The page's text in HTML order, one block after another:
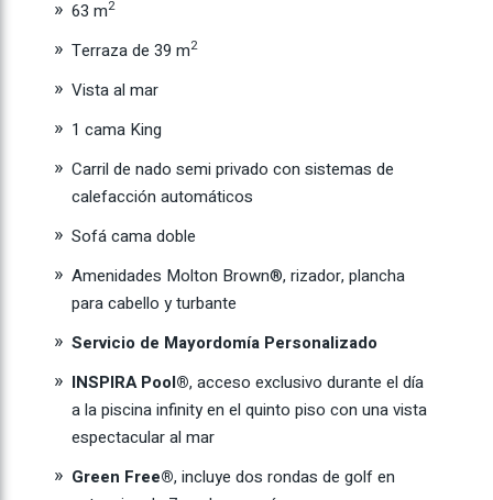
63 m2
Terraza de 39 m2
Vista al mar
1 cama King
Carril de nado semi privado con sistemas de
calefacción automáticos
Sofá cama doble
Amenidades Molton Brown®, rizador, plancha
para cabello y turbante
Servicio de Mayordomía Personalizado
INSPIRA Pool®, acceso exclusivo durante el día
a la piscina infinity en el quinto piso con una vista
espectacular al mar
Green Free®, incluye dos rondas de golf en